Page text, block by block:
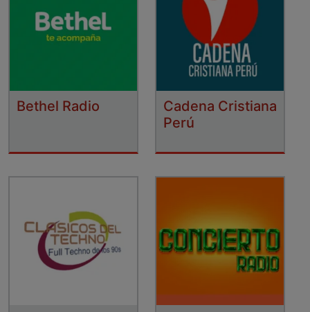
Bethel Radio
Cadena Cristiana
Perú